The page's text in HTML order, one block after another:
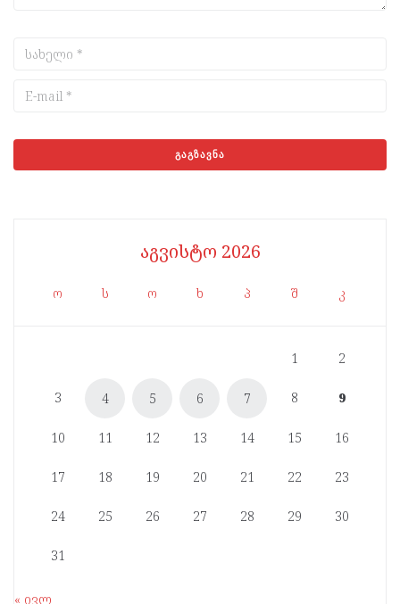
აგვისტო 2026
ო ს ო ხ პ შ კ
1 2
3 4 5 6 7 8 9
10 11 12 13 14 15 16
17 18 19 20 21 22 23
24 25 26 27 28 29 30
31
« ივლ